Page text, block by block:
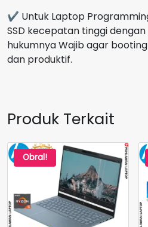
✔ Untuk Laptop
SSD kecepatan tinggi dengan
hukumnya Wajib agar
dan produktif.
Produk Terkait
Obral!